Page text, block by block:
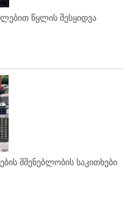
წყლის შესყიდვა
მშენებლობის საკითხები